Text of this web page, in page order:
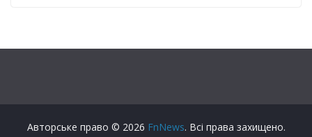
Авторське право © 2026 FnNews. Всі права захищено.